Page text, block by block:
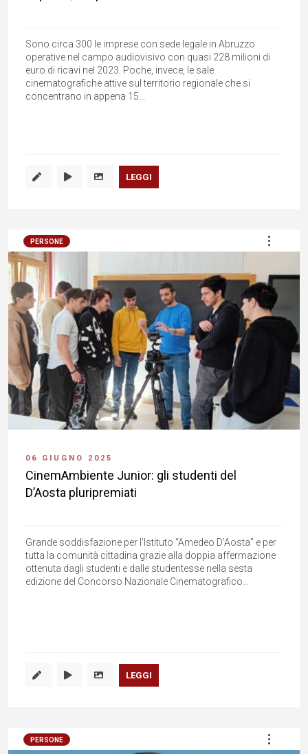
Sono circa 300 le imprese con sede legale in Abruzzo
operative nel campo audiovisivo con quasi 228 milioni di
euro di ricavi nel 2023. Poche, invece, le sale
cinematografiche attive sul territorio regionale che si
concentrano in appena 15...
LEGGI
PERSONE
06 GIUGNO 2025
CinemAmbiente Junior: gli studenti del
D’Aosta pluripremiati
Grande soddisfazione per l’Istituto “Amedeo D’Aosta” e per
tutta la comunità cittadina grazie alla doppia affermazione
ottenuta dagli studenti e dalle studentesse nella sesta
edizione del Concorso Nazionale Cinematografico...
LEGGI
PERSONE